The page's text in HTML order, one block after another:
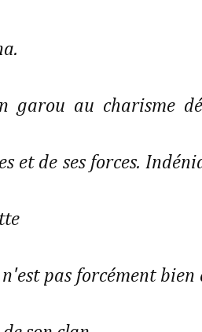
garou au charisme
et de ses forces.
pas forcément